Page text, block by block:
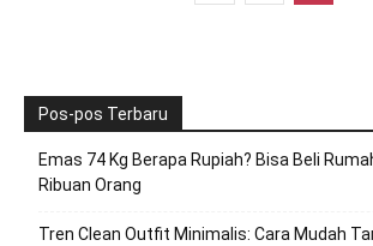
Pos-pos Terbaru
Emas 74 Kg Berapa Rupiah? Bisa Beli
Ribuan Orang
Tren Clean Outfit Minimalis: Cara Mudah